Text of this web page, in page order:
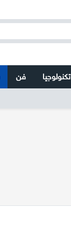
تكنولوجيا فن